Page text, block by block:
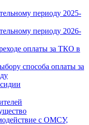
периоду 2025-
периоду 2026-
оплаты за ТКО в
способа оплаты за
с ОМСУ,